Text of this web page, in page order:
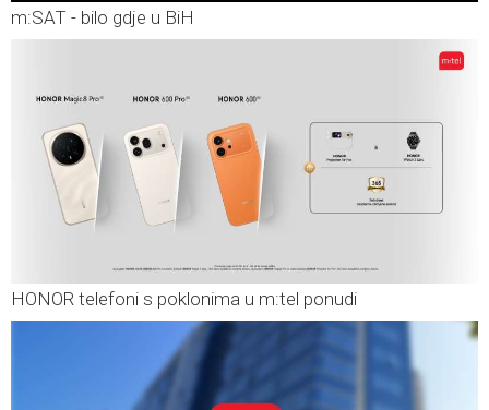
m:SAT - bilo gdje u BiH
HONOR telefoni s poklonima u m:tel ponudi